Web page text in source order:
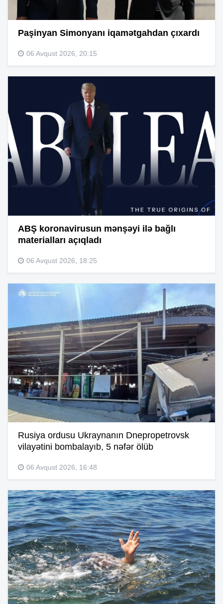
Paşinyan Simonyanı iqamətgahdan çıxardı
06 Avqust 2026, 20:15
ABŞ koronavirusun mənşəyi ilə bağlı
materialları açıqladı
06 Avqust 2026, 18:25
Rusiya ordusu Ukraynanın Dnepropetrovsk
vilayətini bombalayıb, 5 nəfər ölüb
06 Avqust 2026, 16:48